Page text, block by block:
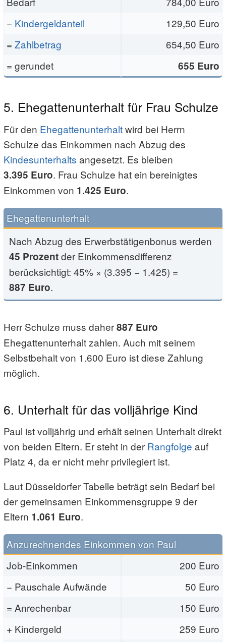
− Kindergeldanteil
129,50 Euro
= Zahlbetrag
654,50 Euro
= gerundet
655 Euro
5. Ehegattenunterhalt für Frau Schulze
Für den Ehegattenunterhaltwird bei Herrn
Schulze das Einkommen nach Abzug des
Kindesunterhalts angesetzt. Es bleiben
3.395 Euro. Frau Schulze hat ein bereinigtes
Einkommen von 1.425 Euro.
Ehegattenunterhalt
Nach Abzug des Erwerbstätigenbonus werden
45 Prozentder Einkommensdifferenz
berücksichtigt: 45% × (3.395 − 1.425) =
887 Euro.
Herr Schulze muss daher887 Euro
Ehegattenunterhalt zahlen. Auch mit seinem
Selbstbehalt von 1.600 Euro ist diese Zahlung
möglich.
6. Unterhalt für das volljährige Kind
Paul ist volljährig und erhält seinen Unterhalt direkt
von beiden Eltern. Er steht in der Rangfolge auf
Platz 4, da er nicht mehr privilegiert ist.
Laut Düsseldorfer Tabelle beträgt sein Bedarf bei
der gemeinsamen Einkommensgruppe 9 der
Eltern 1.061 Euro.
Anzurechnendes Einkommen von Paul
Job-Einkommen
200 Euro
− Pauschale Aufwände
50 Euro
= Anrechenbar
150 Euro
+ Kindergeld
259 Euro